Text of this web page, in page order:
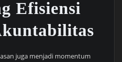
Efisiensi
juga menjadi momentum